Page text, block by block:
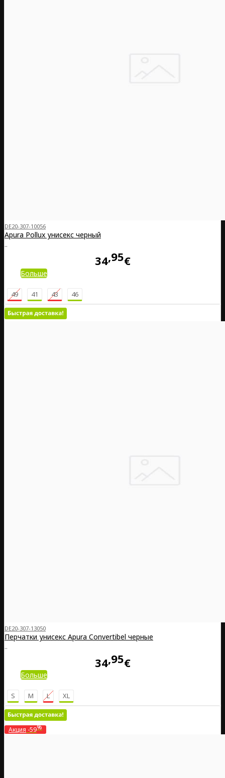
DE20-307-10056
Apura Pollux унисекс черный
..
34 95€
Больше
49 41 43 46
DE20-307-13050
Перчатки унисекс Apura Convertibel черные
..
34 95€
Больше
S M L XL
Акция -59%